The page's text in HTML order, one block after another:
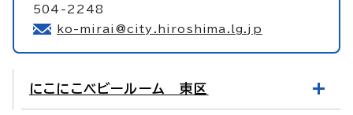
504-2248
ko-mirai@city.hiroshima.lg.jp
にこにこベビールーム 東区